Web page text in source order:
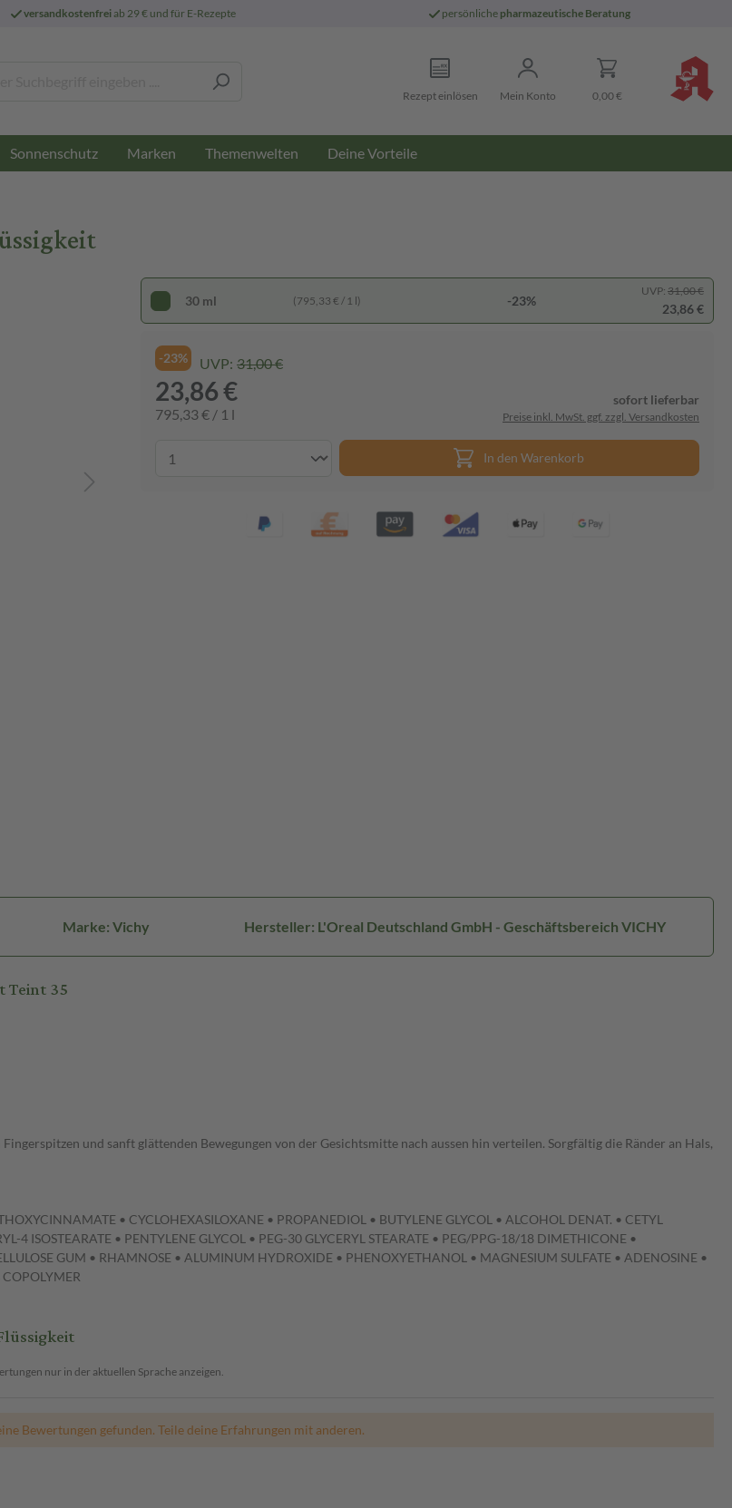
versandkostenfreiab 29 € und für E-Rezepte persönliche pharmazeutische Beratung
Rezept einlösen Mein Konto 0,00 €
Sonnenschutz Marken Themenwelten Deine Vorteile
30 ml (795,33 € / 1 l) -23%
UVP: 31,00 €
23,86 €
-23% UVP: 31,00 €
23,86 €
795,33 € / 1 l
sofort lieferbar
Preise inkl. MwSt. ggf. zzgl. Versandkosten
In den Warenkorb
Marke: Vichy Hersteller: L'Oreal Deutschland GmbH - Geschäftsbereich VICHY
35
und sanft glättenden Bewegungen von der Gesichtsmitte nach aussen hin verteilen. Sorgfältig die Ränder an Hals,
• CYCLOHEXASILOXANE • PROPANEDIOL • BUTYLENE GLYCOL • ALCOHOL DENAT. • CETYL
4 ISOSTEARATE • PENTYLENE GLYCOL • PEG-30 GLYCERYL STEARATE • PEG/PPG-18/18 DIMETHICONE •
GUM • RHAMNOSE • ALUMINUM HYDROXIDE • PHENOXYETHANOL • MAGNESIUM SULFATE • ADENOSINE •
nur in der aktuellen Sprache anzeigen.
Bewertungen gefunden. Teile deine Erfahrungen mit anderen.